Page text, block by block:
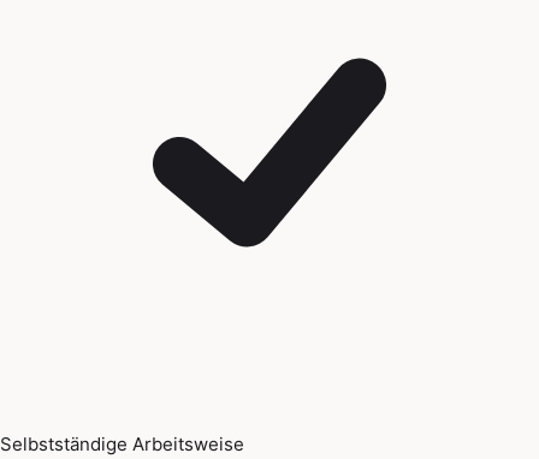
Selbstständige Arbeitsweise